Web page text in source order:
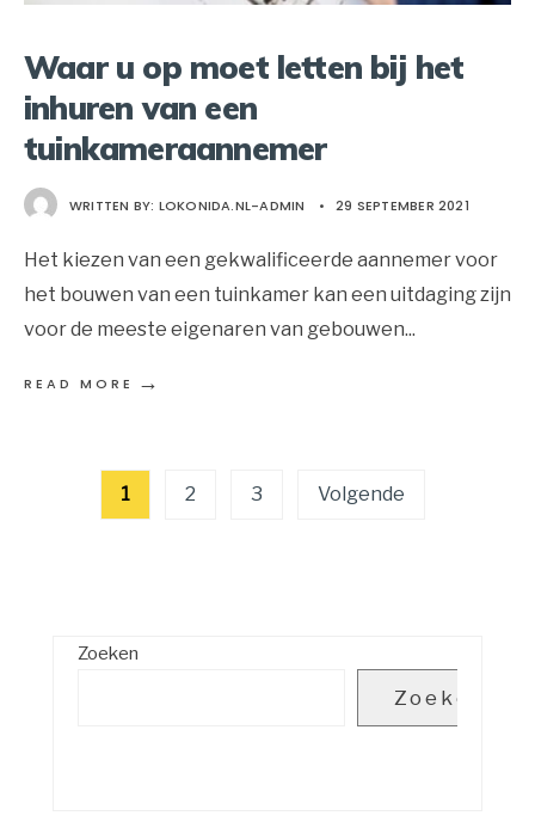
Waar u op moet letten bij het
inhuren van een
tuinkameraannemer
WRITTEN BY: LOKONIDA.NL-ADMIN • 29 SEPTEMBER 2021
Het kiezen van een gekwalificeerde aannemer voor
het bouwen van een tuinkamer kan een uitdaging zijn
voor de meeste eigenaren van gebouwen...
READ MORE →
Berichten
paginering
1 2 3 Volgende
Zoeken
Zoeken